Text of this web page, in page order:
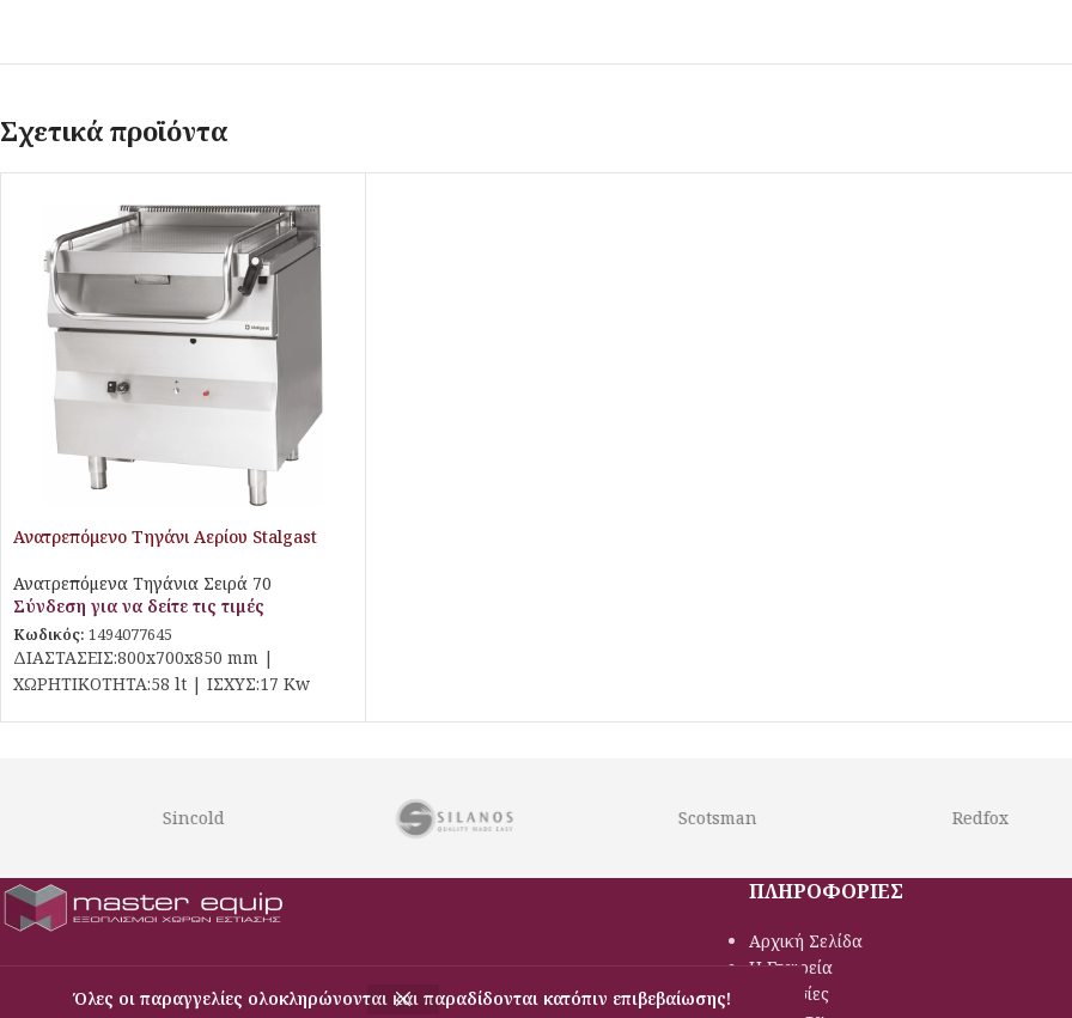
Όλες οι παραγγελίες ολοκληρώνονται και παραδίδονται κατόπιν επιβεβαίωσης!
Σχετικά προϊόντα
Ανατρεπόμενο Τηγάνι Αερίου Stalgast
Ανατρεπόμενα Τηγάνια Σειρά 70
Σύνδεση για να δείτε τις τιμές
Κωδικός: 1494077645
ΔΙΑΣΤΑΣΕΙΣ:800x700x850 mm |
ΧΩΡΗΤΙΚΟΤΗΤΑ:58 lt | ΙΣΧΥΣ:17 Kw
ΠΛΗΡΟΦΟΡΙΕΣ
Αρχική Σελίδα
Η Εταιρεία
Υπηρεσίες